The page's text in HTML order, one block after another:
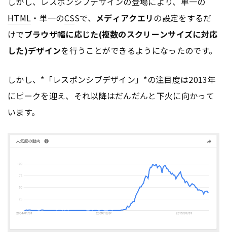
HTML ・単一のCSSで、 メディアクエリの設定をするだ
けでブラウザ幅に応じた(複数のスクリーンサイズに対応
した)デザインを行うことができるようになったのです。
しかし、*「レスポンシブデザイン」*の注目度は2013年
にピークを迎え、それ以降はだんだんと下火に向かって
います。